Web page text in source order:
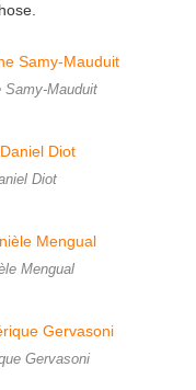
Samy-Mauduit
Diot
Mengual
Gervasoni